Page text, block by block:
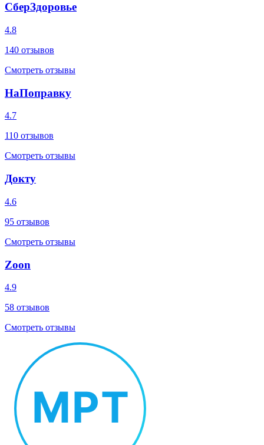
СберЗдоровье
4.8
140 отзывов
Смотреть отзывы
НаПоправку
4.7
110 отзывов
Смотреть отзывы
Докту
4.6
95 отзывов
Смотреть отзывы
Zoon
4.9
58 отзывов
Смотреть отзывы